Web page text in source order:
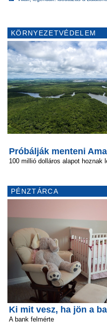
KÖRNYEZETVÉDELEM
Próbálják menteni
100 millió dolláros alapot hoznak
PÉNZTÁRCA
Ki mit vesz, ha jön a
A bank felmérte